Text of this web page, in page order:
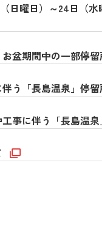
日曜日）～24日（
盆期間中の一部停
う「長島温泉」停留
事に伴う「長島温泉